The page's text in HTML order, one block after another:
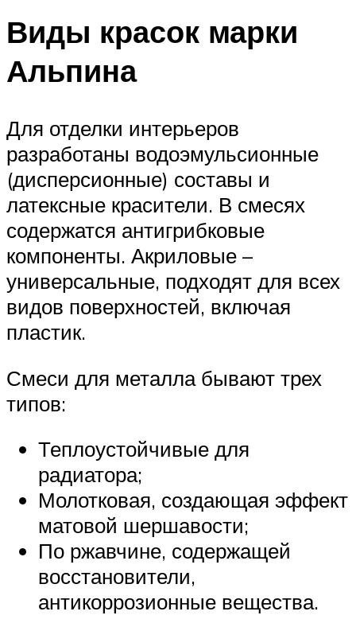
Виды красок марки
Альпина
Для отделки интерьеров
разработаны водоэмульсионные
(дисперсионные) составы и
латексные красители. В смесях
содержатся антигрибковые
компоненты. Акриловые –
универсальные, подходят для всех
видов поверхностей, включая
пластик.
Смеси для металла бывают трех
типов:
Теплоустойчивые для
радиатора;
Молотковая, создающая эффект
матовой шершавости;
По ржавчине, содержащей
восстановители,
антикоррозионные вещества.